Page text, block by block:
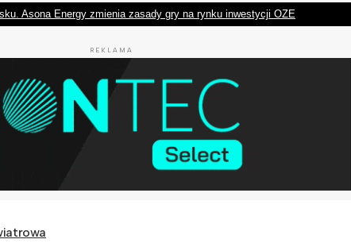
Asona Energy zmienia zasady gry na rynku inwestycji OZE
REKLAMA